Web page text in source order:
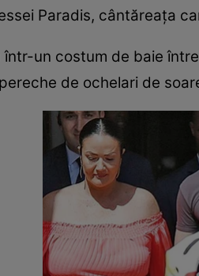
Paradis, cântăreaţa
un costum de baie
de ochelari de